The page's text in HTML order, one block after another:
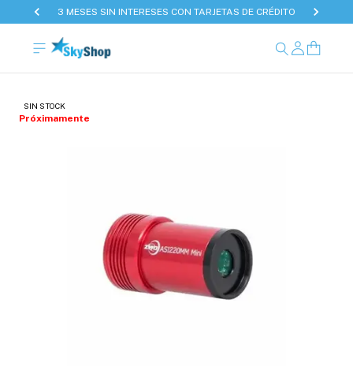
3 MESES SIN INTERESES CON TARJETAS DE CRÉDITO
SIN STOCK
Próximamente